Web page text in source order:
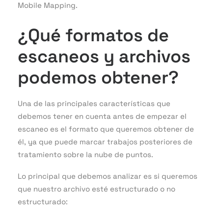
Mobile Mapping.
¿Qué formatos de
escaneos y archivos
podemos obtener?
Una de las principales características que
debemos tener en cuenta antes de empezar el
escaneo es el formato que queremos obtener de
él, ya que puede marcar trabajos posteriores de
tratamiento sobre la nube de puntos.
Lo principal que debemos analizar es si queremos
que nuestro archivo esté estructurado o no
estructurado: